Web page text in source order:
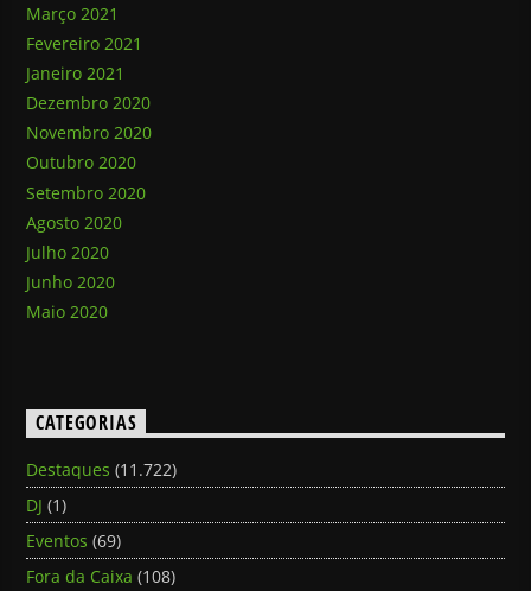
Março 2021
Fevereiro 2021
Janeiro 2021
Dezembro 2020
Novembro 2020
Outubro 2020
Setembro 2020
Agosto 2020
Julho 2020
Junho 2020
Maio 2020
CATEGORIAS
Destaques (11.722)
DJ (1)
Eventos (69)
Fora da Caixa (108)